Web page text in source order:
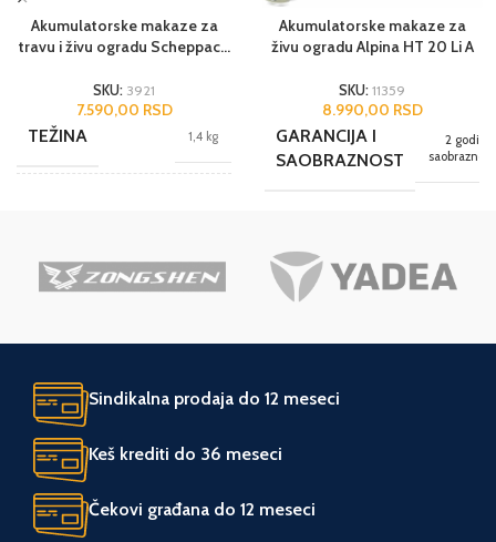
Akumulatorske makaze za
travu i živu ogradu Scheppach
SKU: 3921
7.590,00 RSD
TEŽINA 1,4 kg
JEDINICA MERE kom.
ZEMLJA POREKLA
Akumulatorske makaze za
živu ogradu Alpina HT 20 Li A
SKU: 11359
8.990,00 RSD
GARANCIJA I
SAOBRAZNOST
2 godine
saobraznost
NAMENA
UVOZNIK
ZEMLJA POREKLA
Sindikalna prodaja do 12 meseci
Keš krediti do 36 meseci
Čekovi građana do 12 meseci